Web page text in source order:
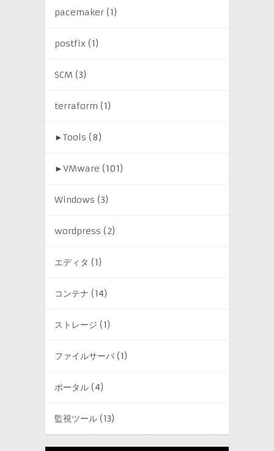
pacemaker(1)
postfix(1)
SCM (3)
terraform (1)
►Tools (8)
►VMware (101)
Windows (3)
wordpress (2)
エディタ (1)
コンテナ (14)
ストレージ (1)
ファイルサーバ(1)
ポータル(4)
監視ツール(13)